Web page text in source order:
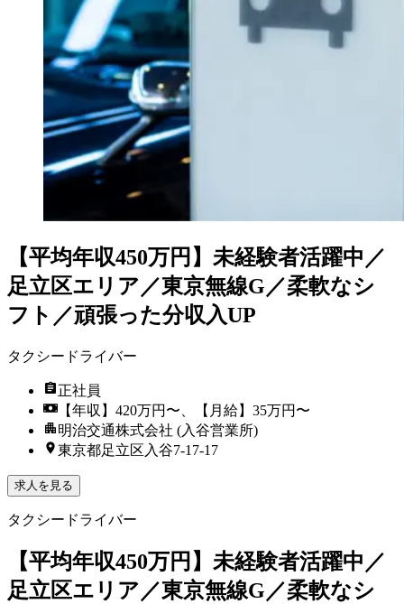
【平均年収450万円】未経験者活躍中／
足立区エリア／東京無線G／柔軟なシ
フト／頑張った分収入UP
タクシードライバー
正社員
【年収】420万円〜、【月給】35万円〜
明治交通株式会社 (入谷営業所)
東京都足立区入谷7-17-17
求人を見る
タクシードライバー
【平均年収450万円】未経験者活躍中／
足立区エリア／東京無線G／柔軟なシ